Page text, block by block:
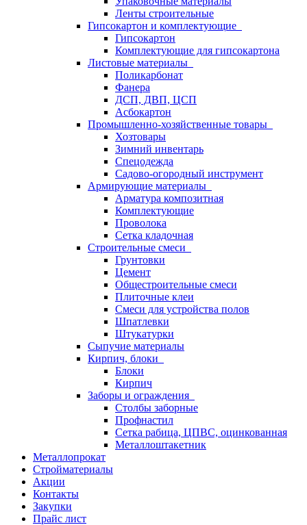
Ленты строительные
Гипсокартон и комплектующие
Гипсокартон
Комплектующие для гипсокартона
Листовые материалы
Поликарбонат
Фанера
ДСП, ДВП, ЦСП
Асбокартон
Промышленно-хозяйственные товары
Хозтовары
Зимний инвентарь
Спецодежда
Садово-огородный инструмент
Армирующие материалы
Арматура композитная
Комплектующие
Проволока
Сетка кладочная
Строительные смеси
Грунтовки
Цемент
Общестроительные смеси
Плиточные клеи
Смеси для устройства полов
Шпатлевки
Штукатурки
Сыпучие материалы
Кирпич, блоки
Блоки
Кирпич
Заборы и ограждения
Столбы заборные
Профнастил
Сетка рабица, ЦПВС, оцинкованная
Металлоштакетник
Металлопрокат
Стройматериалы
Акции
Контакты
Закупки
Прайс лист